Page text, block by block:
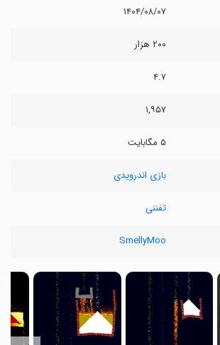
۱۴۰۴/۰۸/۰۷
۲۰۰ هزار
۴.۷
۱,۹۵۷
۵ مگابایت
بازی اندرویدی
تفننی
SmellyMoo